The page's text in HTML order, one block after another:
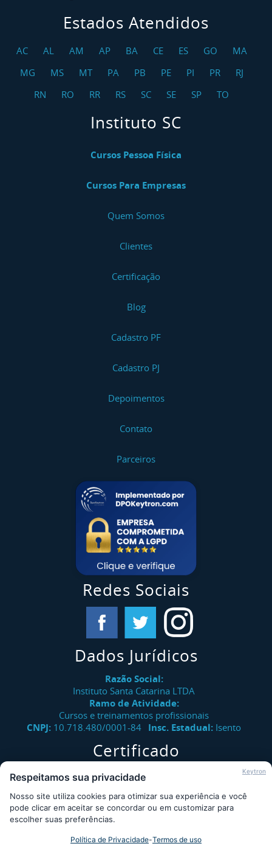
Estados Atendidos
AC AL AM AP BA CE ES GO
MA
MG
MS MT PA PB PE PI PR
RJ
RN
RO RR RS SC SE SP TO
Instituto SC
Cursos Pessoa Física
Cursos Para Empresas
Quem Somos
Clientes
Certificação
Blog
Cadastro PF
Cadastro PJ
Depoimentos
Contato
Parceiros
Redes Sociais
Dados Jurídicos
Razão Social:
Instituto Santa Catarina LTDA
Ramo de Atividade:
Cursos e treinamentos profissionais
CNPJ: 10.718.480/0001-84 Insc. Estadual: Isento
Certificado
Verifique a autenticidade de certificados emitidos pelo
Instituto Santa Catarina.
Consultar
Keytron
Respeitamos sua privacidade
Nosso site utiliza cookies para otimizar sua experiência e você
pode clicar em aceitar se concordar ou em customizar para
escolher suas preferências.
Política de Privacidade-Termos de uso